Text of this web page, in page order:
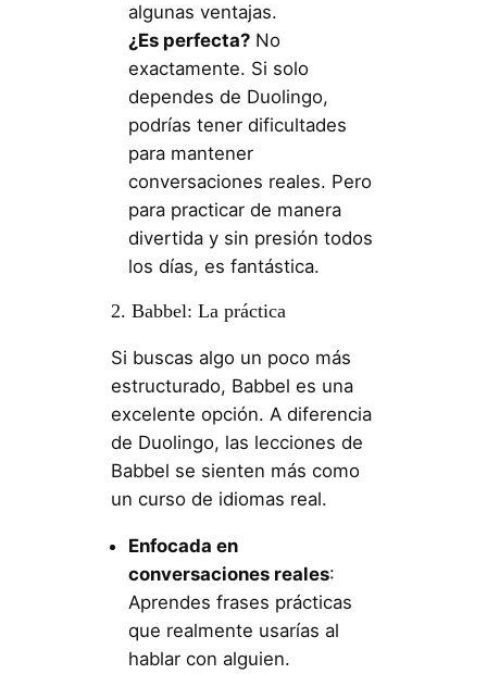
algunas ventajas.
¿Es perfecta?No
exactamente. Si solo
dependes de Duolingo,
podrías tener dificultades
para mantener
conversaciones reales. Pero
para practicar de manera
divertida y sin presión todos
los días, es fantástica.
2. Babbel: La práctica
Si buscas algo un poco más
estructurado, Babbel es una
excelente opción. A diferencia
de Duolingo, las lecciones de
Babbel se sienten más como
un curso de idiomas real.
Enfocada en
conversaciones reales:
Aprendes frases prácticas
que realmente usarías al
hablar con alguien.